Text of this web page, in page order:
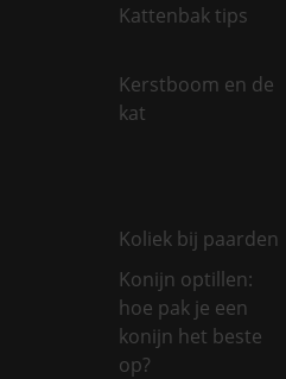
Kattenbak tips
Kerstboom en de
kat
Koliek bij paarden
Konijn optillen:
hoe pak je een
konijn het beste
op?